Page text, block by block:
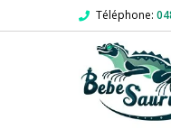
Téléphone: